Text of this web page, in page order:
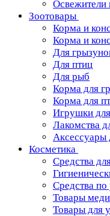
Освежители
Зоотовары
Корма и
Корма и
Для
Для птиц
Для рыб
Корма для
Корма для
Игрушки
Лакомства
Аксессуары
Косметика
Средства
Средства по
Товары
Товары для